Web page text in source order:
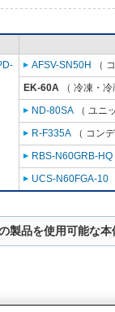
AFSV-SN50H （
EK-60A （ 冷凍・
ND-80SA （ ユニ
R-F335A （ コン
RBS-N60GRB-HQ
UCS-N60FGA-10
製品を使用可能な本